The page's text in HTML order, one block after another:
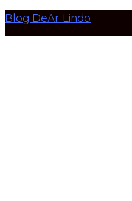
Blog DeAr Lindo